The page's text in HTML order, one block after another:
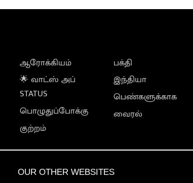
ஆரோக்கியம்
🌟 வாட்ஸ் அப்
STATUS
பொழுதுப்போக்கு
குற்றம்
பக்தி
இந்தியா
பெண்களுக்காக
வைரல்
OUR OTHER WEBSITES